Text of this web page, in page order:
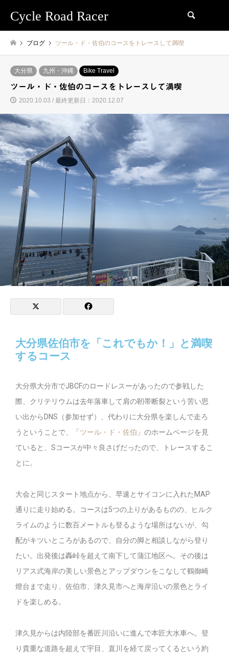
Cycle Road Racer
ブログ ツール・ド・佐伯のコースをトレースして満喫
大分県 九州・沖縄 Bike Travel
ツール・ド・佐伯のコースをトレースして満喫
2020.10.03 / 最終更新日：2020.12.07
大分県佐伯市を「これでもか！」と満喫
するコース
大分県大分市でJBCFのロードレスーがあったので参戦した
際、クリテリウムは去年落車して肩の靭帯断裂という苦い思
い出からDNS（参加せず）、代わりに大分県を楽しんで走ろ
うということで、「 ツール・ド・佐伯 」のホームページを見
ていると、Sコースが中々良さげだったので、トレースするこ
とに。
大会と同じスタート地点から、早速とサイコンに入れたMAP
通りに走り始める。コースは5つの上りがあるものの、ヒルク
ライムのように数百メートルも登るような場所はないが、勾
配がキツいところがあるので、自分の脚と相談しながら登り
たい。出発後は轟峠を超えて南下して蒲江地区へ。その後は
リアス式海岸の美しい景色とアップダウンをこなして鶴御崎
燈台まで走り、佐伯市、津久見市へと海岸沿いの景色とライ
ドを楽しめる。
津久見からは内陸部を番匠川沿いに進んで本匠大水車へ。登
り貴重な道路を超えて宇目、直川を経て戻ってくるという約